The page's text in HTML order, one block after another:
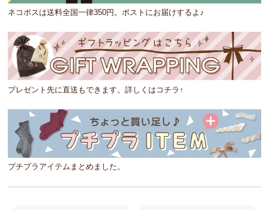
ネコポスは送料全国一律350円。ポストにお届けするよ♪
プレゼント先に直送もできます。詳しくはコチラ↑
プチプラアイテムまとめました。